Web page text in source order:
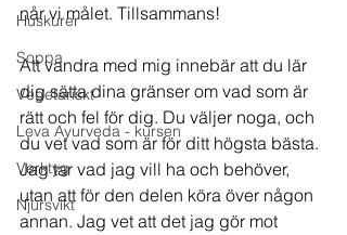
Huskurer
Soppa
Vegetariskt
Leva Ayurveda - kursen
Verktyg
Njursvikt
når vi målet. Tillsammans!
Att vandra med mig innebär att du lär
dig sätta dina gränser om vad som är
rätt och fel för dig. Du väljer noga, och
du vet vad som är för ditt högsta bästa.
Jag tar vad jag vill ha och behöver,
utan att för den delen köra över någon
annan. Jag vet att det jag gör mot